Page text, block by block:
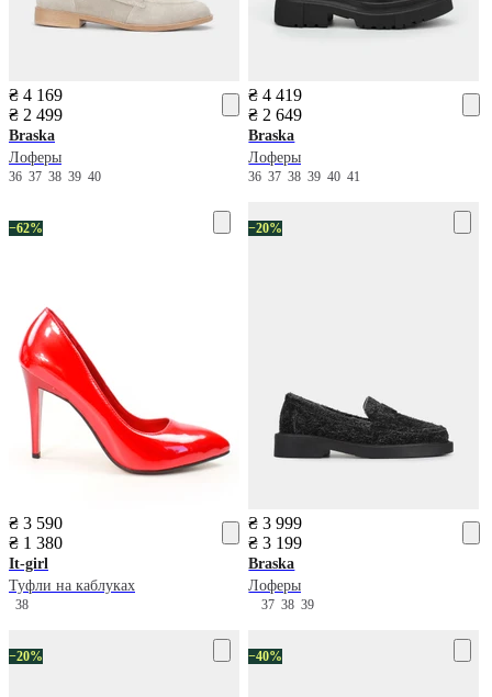
₴ 4 169
₴ 2 499
Braska
Лоферы
36 37 38 39 40
₴ 4 419
₴ 2 649
Braska
Лоферы
363738394041
−62%
₴ 3 590
₴ 1 380
It-girl
Туфли на каблуках
38
−20%
₴ 3 999
₴ 3 199
Braska
Лоферы
373839
−20% −40%